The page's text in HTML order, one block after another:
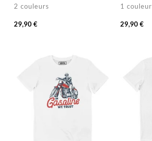
2 couleurs
29,90 €
1 couleur
29,90 €